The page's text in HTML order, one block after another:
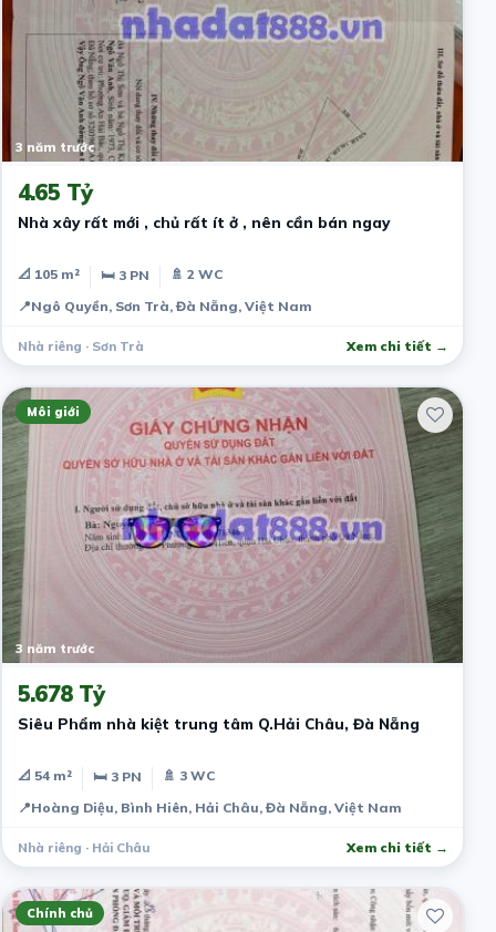
3 năm trước
4.65 Tỷ
Nhà xây rất mới , chủ rất ít ở , nên cần bán ngay
📐 105 m² 🛏 3 PN
🚿 2 WC
📍Ngô Quyền, Sơn Trà, Đà Nẵng, Việt Nam
Nhà riêng · Sơn Trà Xem chi tiết →
Môi giới
3 năm trước
5.678 Tỷ
Siêu Phẩm nhà kiệt trung tâm Q.Hải Châu, Đà Nẵng
📐 54 m² 🛏 3 PN
🚿 3 WC
📍Hoàng Diệu, Bình Hiên, Hải Châu, Đà Nẵng, Việt Nam
Nhà riêng · Hải Châu Xem chi tiết →
Chính chủ